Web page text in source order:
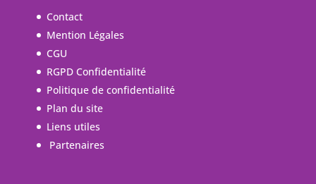
Contact
Mention Légales
CGU
RGPD Confidentialité
Politique de confidentialité
Plan du site
Liens utiles
Partenaires